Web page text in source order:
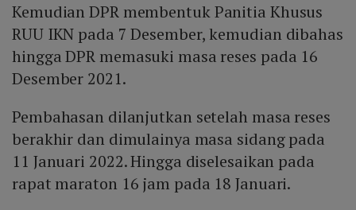
Kemudian DPR membentuk Panitia Khusus
RUU IKN pada 7 Desember, kemudian dibahas
hingga DPR memasuki masa reses pada 16
Desember 2021.
Pembahasan dilanjutkan setelah masa reses
berakhir dan dimulainya masa sidang pada
11 Januari 2022. Hingga diselesaikan pada
rapat maraton 16 jam pada 18 Januari.